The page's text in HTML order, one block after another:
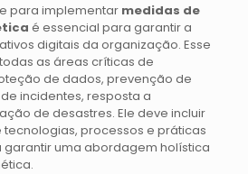
para implementar medidas de
é essencial para garantir a
digitais da organização. Esse
as áreas críticas de
de dados, prevenção de
incidentes, resposta a
de desastres. Ele deve incluir
processos e práticas
uma abordagem holística